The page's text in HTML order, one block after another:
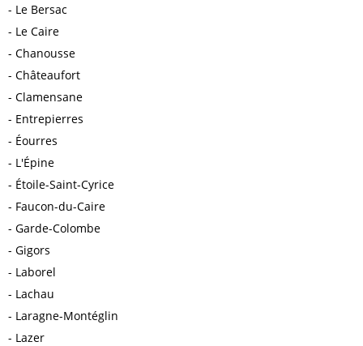
Le Bersac
Le Caire
Chanousse
Châteaufort
Clamensane
Entrepierres
Éourres
L'Épine
Étoile-Saint-Cyrice
Faucon-du-Caire
Garde-Colombe
Gigors
Laborel
Lachau
Laragne-Montéglin
Lazer